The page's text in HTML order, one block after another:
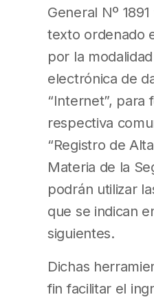
General Nº 1891
texto ordenado
por la
electrónica de
“Internet”, para
respectiva
“Registro de
Materia de la
podrán utilizar
que se indican
siguientes.
Dichas
fin facilitar el